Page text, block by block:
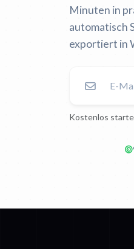
Minuten in
automatisch
exportiert in
Kostenlos